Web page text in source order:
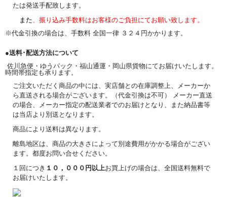
たは発送手配致します。
また 、振り込み手数料はお客様のご負担にてお願い致します。
※代金引換の場合は、手数料 全国一律 ３２４円かかります。
●送料･配送方法について
佐川急便・ゆうパック・福山通運・岡山県貨物にてお届けいたします。
時間帯指定も承ります。
ご注文いただく商品の中には、実店舗との在庫調整上、メーカーか
ら直送される場合がございます。（代金引換は不可） メーカー直送
の場合、メーカー指定の配送業者でのお届けとなり、また納品書等
は当店より別送となります。
商品により送料は異なります。
離島地区は、商品の大きさによって別途費用がかかる場合がござい
ます。都度お問い合せください。
１回につき １０，０００円以上お買上げの場合は、全国送料無料で
お届けいたします。